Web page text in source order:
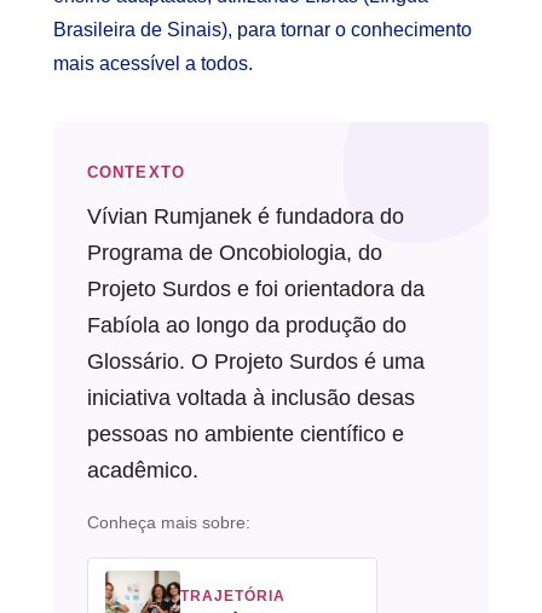
Brasileira de Sinais), para tornar o conhecimento
mais acessível a todos.
CONTEXTO
Vívian Rumjanek é fundadora do
Programa de Oncobiologia, do
Projeto Surdos e foi orientadora da
Fabíola ao longo da produção do
Glossário. O Projeto Surdos é uma
iniciativa voltada à inclusão desas
pessoas no ambiente científico e
acadêmico.
Conheça mais sobre:
TRAJETÓRIA